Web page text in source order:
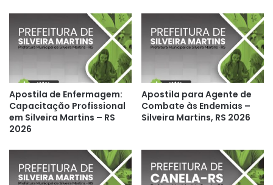
Apostila de Enfermagem:
Capacitação Profissional
em Silveira Martins – RS
2026
Apostila para Agente de
Combate às Endemias –
Silveira Martins, RS 2026